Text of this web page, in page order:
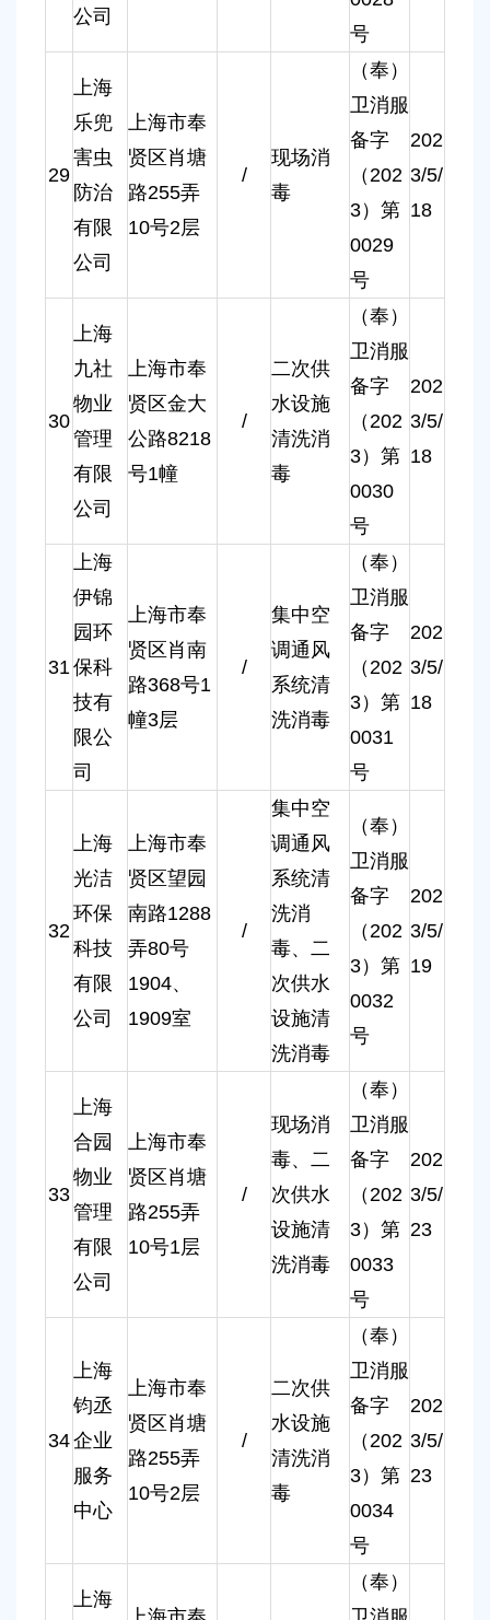
公司
号
29
上海
乐兜
害虫
防治
有限
公司
上海市奉
贤区肖塘
路255弄
10号2层
/
现场消
毒
（奉）
卫消服
备字
（202
3）第
0029
号
202
3/5/
18
30
上海
九社
物业
管理
有限
公司
上海市奉
贤区金大
公路8218
号1幢
/
二次供
水设施
清洗消
毒
（奉）
卫消服
备字
（202
3）第
0030
号
202
3/5/
18
31
上海
伊锦
园环
保科
技有
限公
司
上海市奉
贤区肖南
路368号1
幢3层
/
集中空
调通风
系统清
洗消毒
（奉）
卫消服
备字
（202
3）第
0031
号
202
3/5/
18
32
上海
光洁
环保
科技
有限
公司
上海市奉
贤区望园
南路1288
弄80号
1904、
1909室
/
集中空
调通风
系统清
洗消
毒、二
次供水
设施清
洗消毒
（奉）
卫消服
备字
（202
3）第
0032
号
202
3/5/
19
33
上海
合园
物业
管理
有限
公司
上海市奉
贤区肖塘
路255弄
10号1层
/
现场消
毒、二
次供水
设施清
洗消毒
（奉）
卫消服
备字
（202
3）第
0033
号
202
3/5/
23
34
上海
钧丞
企业
服务
中心
上海市奉
贤区肖塘
路255弄
10号2层
/
二次供
水设施
清洗消
毒
（奉）
卫消服
备字
（202
3）第
0034
号
202
3/5/
23
上海
（奉）